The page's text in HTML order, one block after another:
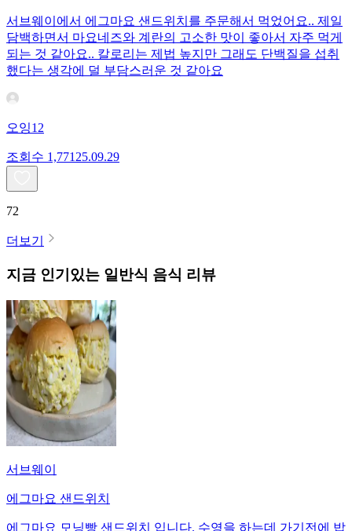
서브웨이에서 에그마요 샌드위치를 주문해서 먹었어요.. 제일
담백하면서 마요네즈와 계란의 고소한 맛이 좋아서 자주 먹게
되는 것 같아요.. 칼로리는 제법 높지만 그래도 단백질을 섭취
했다는 생각에 덜 부담스러운 것 같아요
오잉12
조회수 1,771 25.09.29
72
더보기
지금 인기있는 일반식 음식 리뷰
서브웨이
에그마요 샌드위치
에그마요 모닝빵 샌드위치 입니다. 수영을 하는데 가기전에 밥